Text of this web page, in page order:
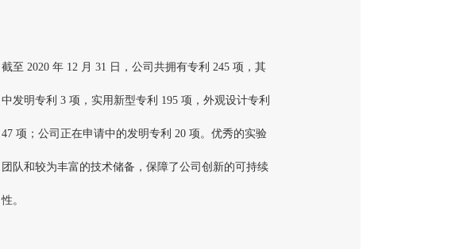
截至 2020 年 12 月 31 日，公司共拥有专利 245 项，其
中发明专利 3 项，实用新型专利 195 项，外观设计专利
47 项；公司正在申请中的发明专利 20 项。优秀的实验
团队和较为丰富的技术储备，保障了公司创新的可持续
性。